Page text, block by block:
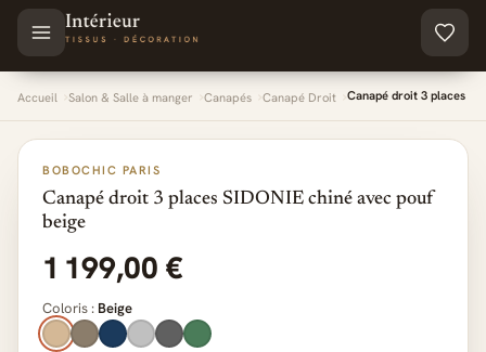
Aller au contenu principal
Accueil Salon & Salle à manger Canapés Canapé Droit Canapé droit 3 places
BOBOCHIC PARIS
Canapé droit 3 places SIDONIE chiné avec pouf
beige
1 199,00 €
Coloris : Beige